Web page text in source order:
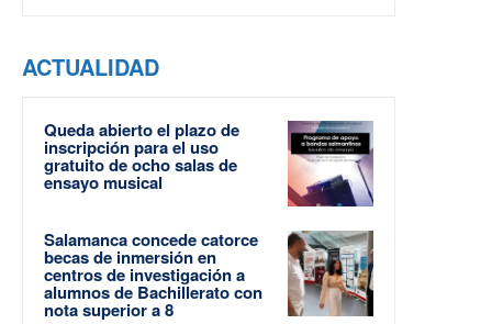
ACTUALIDAD
Queda abierto el plazo de
inscripción para el uso
gratuito de ocho salas de
ensayo musical
Salamanca concede catorce
becas de inmersión en
centros de investigación a
alumnos de Bachillerato con
nota superior a 8